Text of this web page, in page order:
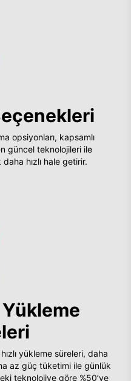
opsiyonları, kapsamlı
güncel teknolojileri ile
daha hızlı hale getirir.
Yükleme
yükleme süreleri, daha
az güç tüketimi ile günlük
teknolojiye göre %50’ye